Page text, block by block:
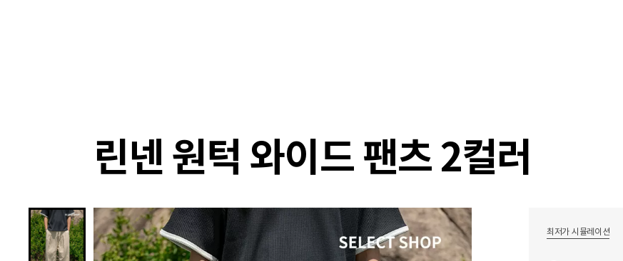
린넨 원턱 와이드 팬츠 2컬러
최저가 시뮬레이션